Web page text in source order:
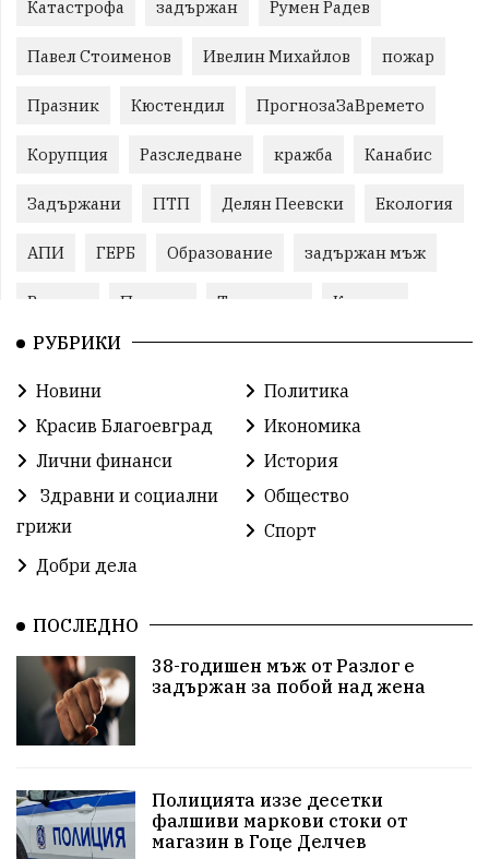
Катастрофа задържан Румен Радев
Павел Стоименов Ивелин Михайлов пожар
Празник Кюстендил ПрогнозаЗаВремето
Корупция Разследване кражба Канабис
Задържани ПТП Делян Пеевски Екология
АПИ ГЕРБ Образование задържан мъж
Ремонт Пожари Традиции Култура
Илияна Йотова
Бойко Борисов Методи Байкушев
Прокуратура Министерски съвет
Избори Икономика побой алкохол
Красива България АМ Струма Белица
РСПБЗН Красивите медии
досъдебно производство Добро дело
Благотворителност Апостол Апостолов
РУБРИКИ
Новини
Политика
Красив Благоевград
Икономика
Лични финанси
История
Здравни и социални
грижи
Общество
Спорт
Добри дела
ПОСЛЕДНО
38-годишен мъж от Разлог е
задържан за побой над жена
Полицията иззе десетки
фалшиви маркови стоки от
магазин в Гоце Делчев